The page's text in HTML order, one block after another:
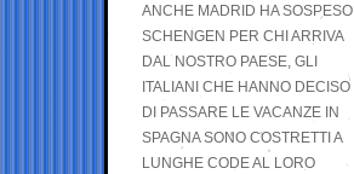
ANCHE MADRID HA SOSPESO
SCHENGEN PER CHI ARRIVA
DAL NOSTRO PAESE, GLI
ITALIANI CHE HANNO DECISO
DI PASSARE LE VACANZE IN
SPAGNA SONO COSTRETTI A
LUNGHE CODE AL LORO